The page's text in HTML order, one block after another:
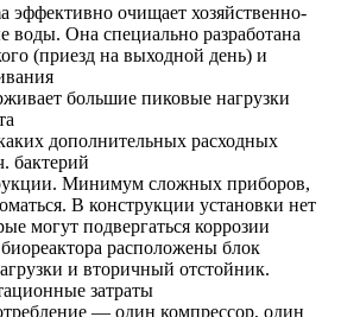
эффективно очищает хозяйственно-
воды. Она специально разработана
(приезд на выходной день) и
большие пиковые нагрузки
дополнительных расходных
бактерий
Минимум сложных приборов,
В конструкции установки нет
могут подвергаться коррозии
расположены блок
и вторичный отстойник.
затраты
— один компрессор, один